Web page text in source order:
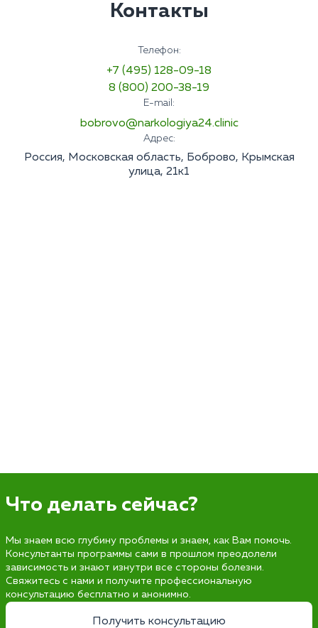
Контакты
Телефон:
+7 (495) 128-09-18
8 (800) 200-38-19
E-mail:
bobrovo@narkologiya24.clinic
Адрес:
Россия, Московская область, Боброво, Крымская
улица, 21к1
Что делать сейчас?
Мы знаем всю глубину проблемы и знаем, как Вам помочь.
Консультанты программы сами в прошлом преодолели
зависимость и знают изнутри все стороны болезни.
Свяжитесь с нами и получите профессиональную
консультацию бесплатно и анонимно.
Получить консультацию